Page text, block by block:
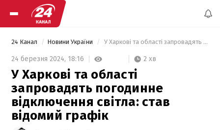
24 Канал Новини України У Харкові та області запровадять погодинне відключення світла: став відомий графік
24 березня 2024, 18:16 2 хв
У Харкові та області
запровадять погодинне
відключення світла: став
відомий графік